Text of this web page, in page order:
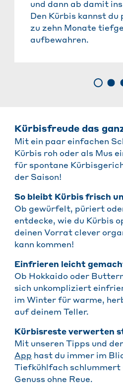
und dann ab damit
Den Kürbis kannst du
zu zehn Monate
aufbewahren.
Kürbisfreude das
Mit ein paar einfachen
Kürbis roh oder als Mus
für spontane
der Saison!
So bleibt Kürbis frisch
Ob gewürfelt, püriert
entdecke, wie du Kürbis
deinen Vorrat clever
kann kommen!
Einfrieren leicht
Ob Hokkaido oder
sich unkompliziert
im Winter für warme,
auf deinem Teller.
Kürbisreste verwerten
Mit unseren Tipps und der
App hast du immer im
Tiefkühlfach
Genuss ohne Reue.